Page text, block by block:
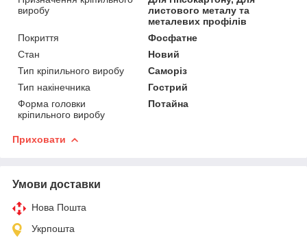
виробу
листового металу та
металевих профілів
Покриття
Фосфатне
Стан
Новий
Тип кріпильного виробу
Саморіз
Тип накінечника
Гострий
Форма головки
кріпильного виробу
Потайна
Приховати
Умови доставки
Нова Пошта
Укрпошта